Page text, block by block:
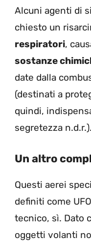
Alcuni agenti di
chiesto un
respiratori,
sostanze
date dalla
(destinati a
quindi,
segretezza n.d.r.).
Un altro
Questi aerei
definiti come
tecnico, sì. Dato
oggetti volanti